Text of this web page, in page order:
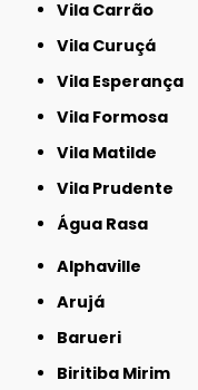
Vila Carrão
Vila Curuçá
Vila Esperança
Vila Formosa
Vila Matilde
Vila Prudente
Água Rasa
Alphaville
Arujá
Barueri
Biritiba Mirim